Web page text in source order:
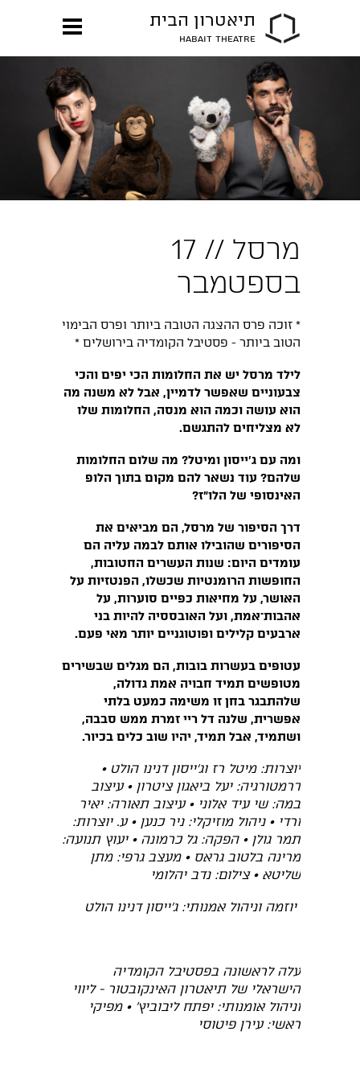
תיאטרון הבית
HABAIT THEATRE
מרסל // 17
בספטמבר
* זוכה פרס ההצגה הטובה ביותר ופרס הבימוי
הטוב ביותר - פסטיבל הקומדיה בירושלים *
לילד מרסל יש את החלומות הכי יפים והכי
צבעוניים שאפשר לדמיין, אבל לא משנה מה
הוא עושה וכמה הוא מנסה, החלומות שלו
לא מצליחים להתגשם.
ומה עם ג׳ייסון ומיטל? מה שלום החלומות
שלהם? עוד נשאר להם מקום בתוך הלופ
האינסופי של הלו״ז?
דרך הסיפור של מרסל, הם מביאים את
הסיפורים שהובילו אותם לבמה עליה הם
עומדים היום: שנות העשרים החטובות,
החופשות הרומנטיות שכשלו, הפנטזיות על
האושר, על מחיאות כפיים סוערות, על
אהבות־אמת, ועל האובססיה להיות בני
ארבעים קלילים ופוטוגניים יותר מאי פעם.
עטופים בעשרות בובות, הם מגלים שבשירים
מטופשים תמיד חבויה אמת גדולה,
שלהתבגר בחן זו משימה כמעט בלתי
אפשרית, שלנה דל ריי זמרת ממש סבבה,
ושתמיד, אבל תמיד, יהיו שוב כלים בכיור.
יוצרות: מיטל רז וג׳ייסון דנינו הולט •
דרמטורגיה: יעל ביאגון ציטרון • עיצוב
במה: שי עיד אלוני • עיצוב תאורה: יאיר
ורדי • ניהול מוזיקלי: ניר כנען • ע. יוצרות:
תמר גולן • הפקה: גל כרמונה • יעוץ תנועה:
מרינה בלטוב גראס • מעצב גרפי: מתן
שליטא • צילום: נדב יהלומי
יוזמה וניהול אמנותי: ג׳ייסון דנינו הולט
עלה לראשונה בפסטיבל הקומדיה
הישראלי של תיאטרון האינקובטור - ליווי
וניהול אומנותי: יפתח ליבוביץ' • מפיקי
ראשי: עירן פיטוסי